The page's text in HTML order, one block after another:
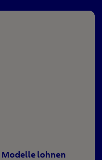
Modelle lohnen